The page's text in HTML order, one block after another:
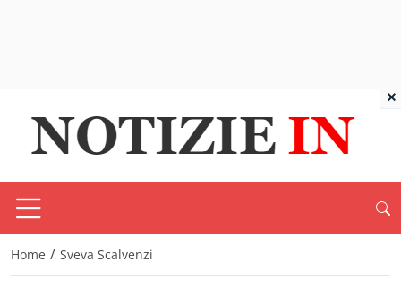
Home / Sveva Scalvenzi
×